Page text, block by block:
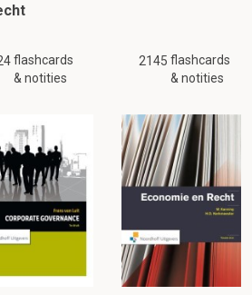
slaap en seks).
komen of om die behoefte te bevredigen
flashcards
& notities
2145 flashcards
& notities